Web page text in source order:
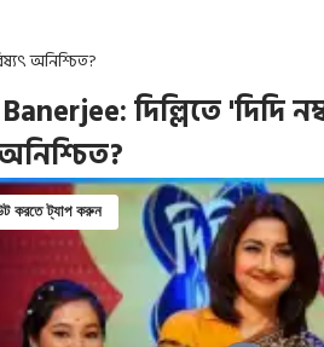
অনিশ্চিত?
দিল্লিতে 'দিদি
করতে ট্যাপ করুন